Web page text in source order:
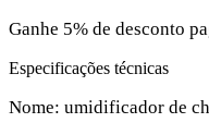
Ganhe 5% de desconto
Especificações técnicas
Nome: umidificador de